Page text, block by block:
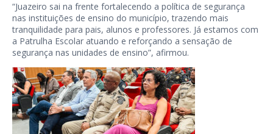
“Juazeiro sai na frente fortalecendo a política de segurança
nas instituições de ensino do município, trazendo mais
tranquilidade para pais, alunos e professores. Já estamos com
a Patrulha Escolar atuando e reforçando a sensação de
segurança nas unidades de ensino”, afirmou.